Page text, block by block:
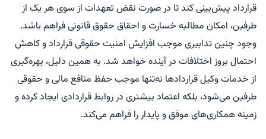
قرارداد پیش‌بینی کند تا در صورت نقض تعهدات از سوی هر یک از
طرفین، امکان مطالبه خسارت و احقاق حقوق قانونی فراهم باشد.
وجود چنین تدابیری موجب افزایش امنیت حقوقی قرارداد و کاهش
احتمال بروز اختلافات در آینده خواهد شد. به همین دلیل، بهره‌گیری
از خدمات وکیل قراردادها نه‌تنها موجب حفظ منافع مالی و حقوقی
طرفین می‌شود، بلکه اعتماد بیشتری در روابط قراردادی ایجاد کرده و
زمینه همکاری‌های موفق و پایدار را فراهم می‌کند.